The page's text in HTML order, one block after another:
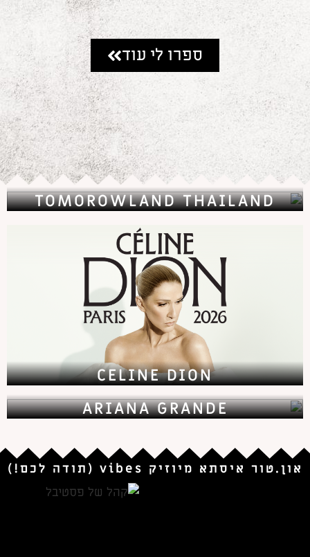
ספרו לי עוד
TOMOROWLAND THAILAND
CELINE DION
ARIANA GRANDE
און.טור איסתא מיוזיק vibes (תודה לכם!)